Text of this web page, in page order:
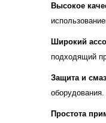
Высокое
Широкий
подходящий
Защита и
оборудования.
Простота